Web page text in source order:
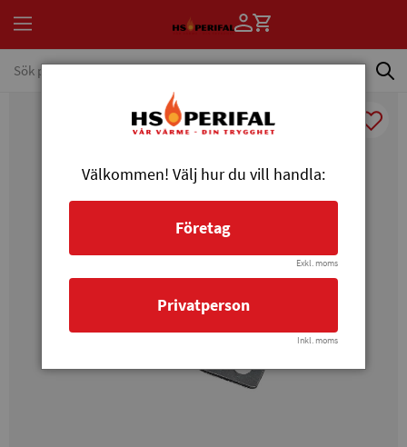
Välkommen! Välj hur du vill handla:
Företag
Exkl. moms
Privatperson
Inkl. moms